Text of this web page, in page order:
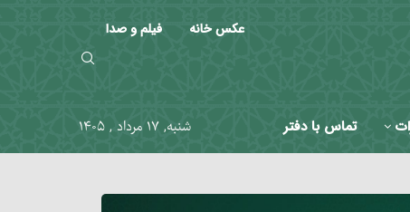
عکس خانه فیلم و صدا
تماس با دفتر شنبه, ۱۷ مرداد , ۱۴۰۵